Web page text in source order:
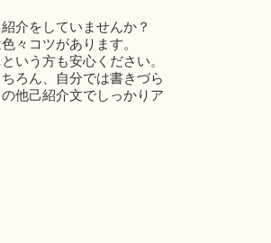
介をしていませんか？
々コツがあります。
いう方も安心ください。
ろん、自分では書きづら
他己紹介文でしっかりア